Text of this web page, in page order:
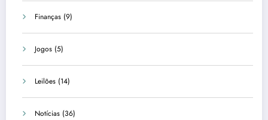
Finanças (9)
Jogos (5)
Leilões (14)
Notícias (36)